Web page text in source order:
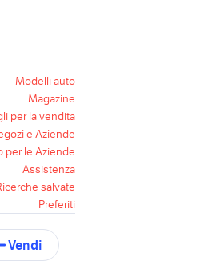
Modelli auto
Magazine
per la vendita
e Aziende
per le Aziende
Assistenza
salvate
Preferiti
Vendi